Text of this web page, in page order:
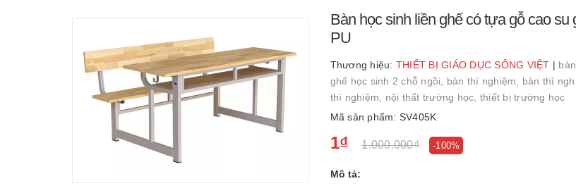
Bàn học sinh liền ghế có tựa gỗ cao su
PU
Thương hiệu: THIẾT BỊ GIÁO DỤC SÔNG VIỆT |
ghế học sinh 2 chỗ ngồi, bàn thí nghiệm, bàn thí
thí nghiệm, nội thất trường học, thiết bị trường học
Mã sản phẩm: SV405K
1₫ 1.000.000₫ -100%
Mô tả: